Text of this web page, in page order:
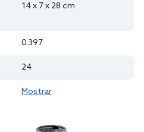
14 x 7 x 28 cm
0.397
24
Mostrar